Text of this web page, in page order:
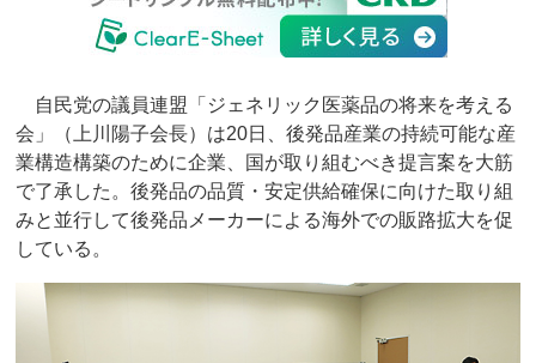
自民党の議員連盟「ジェネリック医薬品の将来を考える
会」（上川陽子会長）は20日、後発品産業の持続可能な産
業構造構築のために企業、国が取り組むべき提言案を大筋
で了承した。後発品の品質・安定供給確保に向けた取り組
みと並行して後発品メーカーによる海外での販路拡大を促
している。